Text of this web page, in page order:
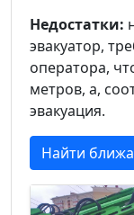
Недостатки:
эвакуатор,
оператора,
метров, а,
эвакуация.
Найти